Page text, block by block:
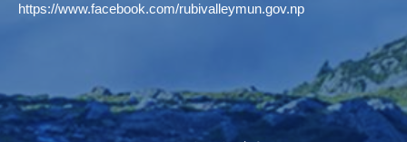
https://www.facebook.com/rubivalleymun.gov.np